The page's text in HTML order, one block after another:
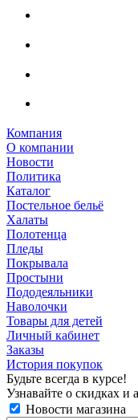
Компания
О компании
Новости
Политика
Каталог
Постельное бельё
Халаты
Полотенца
Пледы
Покрывала
Простыни
Пододеяльники
Наволочки
Товары для детей
Личный кабинет
Заказы
История покупок
Будьте всегда в курсе!
Узнавайте о скидках и
Новости магазина